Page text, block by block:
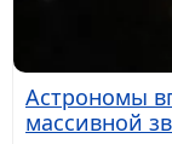
Астрономы
массивной